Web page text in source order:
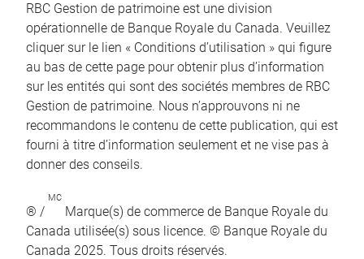
RBC Gestion de patrimoine est une division
opérationnelle de Banque Royale du Canada. Veuillez
cliquer sur le lien « Conditions d’utilisation » qui figure
au bas de cette page pour obtenir plus d’information
sur les entités qui sont des sociétés membres de RBC
Gestion de patrimoine. Nous n’approuvons ni ne
recommandons le contenu de cette publication, qui est
fourni à titre d’information seulement et ne vise pas à
donner des conseils.
® /
MC
Marque(s) de commerce de Banque Royale du
Canada utilisée(s) sous licence. © Banque Royale du
Canada 2025. Tous droits réservés.